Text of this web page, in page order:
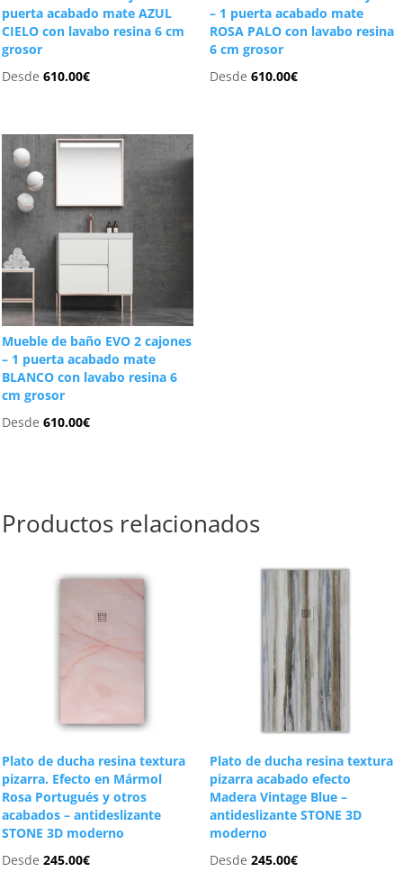
puerta acabado mate AZUL
CIELO con lavabo resina 6 cm
grosor
Desde610.00€
– 1 puerta acabado mate
ROSA PALO con lavabo resina
6 cm grosor
Desde 610.00€
Mueble de baño EVO 2 cajones
– 1 puerta acabado mate
BLANCO con lavabo resina 6
cm grosor
Desde610.00€
Productos relacionados
Plato de ducha resina textura
pizarra. Efecto en Mármol
Rosa Portugués y otros
acabados – antideslizante
STONE 3D moderno
Desde245.00€
Plato de ducha resina textura
pizarra acabado efecto
Madera Vintage Blue –
antideslizante STONE 3D
moderno
Desde 245.00€